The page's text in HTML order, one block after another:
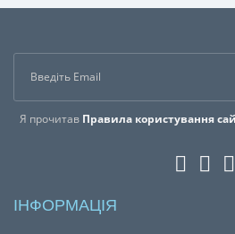
Я прочитав Правила користування
ІНФОРМАЦІЯ